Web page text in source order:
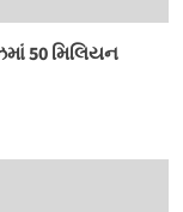
50 મિલિયન